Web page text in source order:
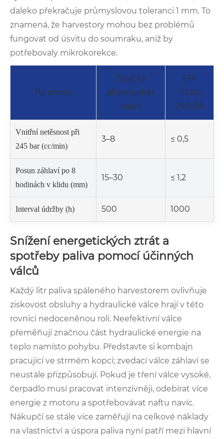
daleko překračuje průmyslovou toleranci 1 mm. To
znamená, že harvestory mohou bez problémů
fungovat od úsvitu do soumraku, aniž by
potřebovaly mikrokorekce.
Parametr
Typický
aftermarket
válec
EP-
YD40-
245-D5
Vnitřní netěsnost při
245 bar (cc/min)
3–8 ≤ 0,5
Posun záhlaví po 8
hodinách v klidu (mm)
15–30 ≤ 1,2
Interval údržby (h) 500 1000
Snížení energetických ztrát a
spotřeby paliva pomocí účinných
válců
Každý litr paliva spáleného harvestorem ovlivňuje
ziskovost obsluhy a hydraulické válce hrají v této
rovnici nedoceněnou roli. Neefektivní válce
přeměňují značnou část hydraulické energie na
teplo namísto pohybu. Představte si kombajn
pracující ve strmém kopci; zvedací válce záhlaví se
neustále přizpůsobují. Pokud je tření válce vysoké,
čerpadlo musí pracovat intenzivněji, odebírat více
energie z motoru a spotřebovávat naftu navíc.
Nákupčí se stále více zaměřují na celkové náklady
na vlastnictví a úspora paliva nyní patří mezi hlavní